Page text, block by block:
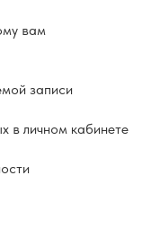
вам
записи
в личном кабинете